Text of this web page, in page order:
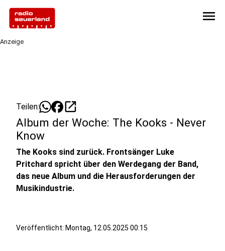
menu
Anzeige
Teilen: open_in_new
Album der Woche: The Kooks - Never
Know
The Kooks sind zurück. Frontsänger Luke
Pritchard spricht über den Werdegang der Band,
das neue Album und die Herausforderungen der
Musikindustrie.
Veröffentlicht: Montag, 12.05.2025 00:15